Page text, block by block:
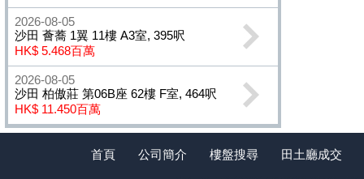
2026-08-05
沙田 薈蕎 1翼 11樓 A3室, 395呎
HK$ 5.468百萬
2026-08-05
沙田 柏傲莊 第06B座 62樓 F室, 464呎
HK$ 11.450百萬
首頁 公司簡介 樓盤搜尋 田土廳成交